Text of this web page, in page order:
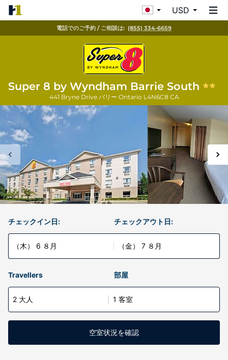
USD
電話でのご予約 / ご相談は: (855) 334-6659
Super 8 by Wyndham Barrie South
441 Bryne Drive バリー Ontario L4N6C8 CA
チェックイン日:
（木） 6 ８月
チェックアウト日:
（金） 7 ８月
Travellers 部屋
2 大人 1 客室
空室状況を確認